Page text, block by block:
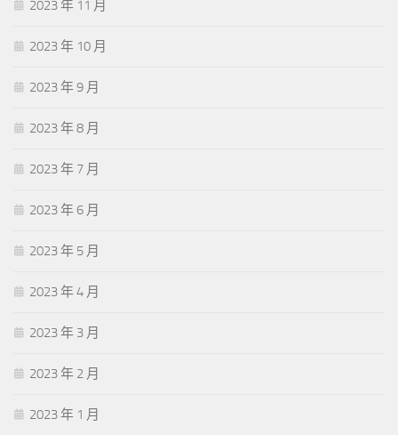
2023 年 11 月
2023 年 10 月
2023 年 9 月
2023 年 8 月
2023 年 7 月
2023 年 6 月
2023 年 5 月
2023 年 4 月
2023 年 3 月
2023 年 2 月
2023 年 1 月